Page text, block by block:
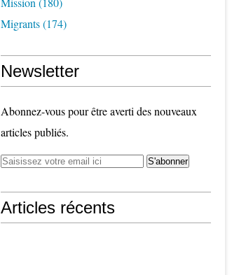
Migrants(174)
Newsletter
Abonnez-vous pour être averti des nouveaux
articles publiés.
Articles récents